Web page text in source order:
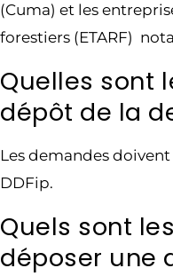
(Cuma) et les
forestiers (ETARF)
Quelles sont
dépôt de la
Les demandes
DDFip.
Quels sont
déposer une